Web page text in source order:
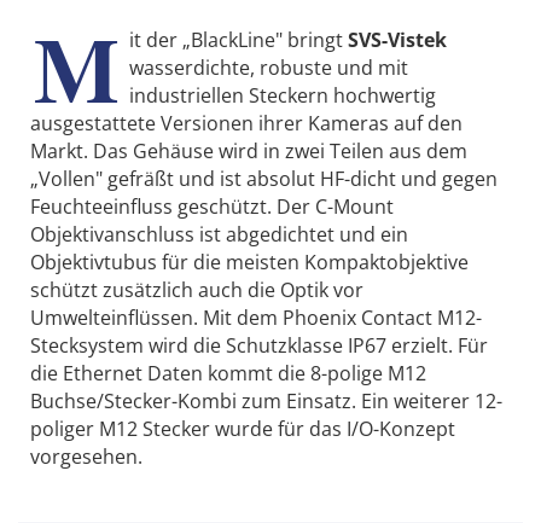
M it der „BlackLine" bringtSVS-Vistek
wasserdichte, robuste und mit
industriellen Steckern hochwertig
ausgestattete Versionen ihrer Kameras auf den
Markt. Das Gehäuse wird in zwei Teilen aus dem
„Vollen" gefräßt und ist absolut HF-dicht und gegen
Feuchteeinfluss geschützt. Der C-Mount
Objektivanschluss ist abgedichtet und ein
Objektivtubus für die meisten Kompaktobjektive
schützt zusätzlich auch die Optik vor
Umwelteinflüssen. Mit dem Phoenix Contact M12-
Stecksystem wird die Schutzklasse IP67 erzielt. Für
die Ethernet Daten kommt die 8-polige M12
Buchse/Stecker-Kombi zum Einsatz. Ein weiterer 12-
poliger M12 Stecker wurde für das I/O-Konzept
vorgesehen.